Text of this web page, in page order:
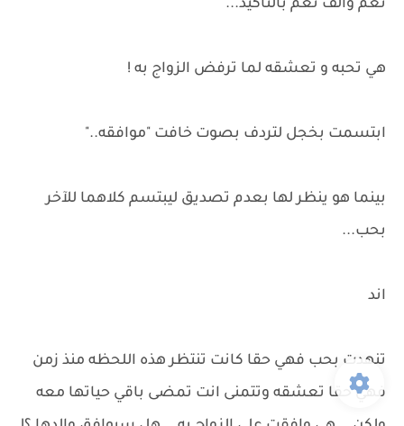
نعم والف نعم بالتأكيد...
هي تحبه و تعشقه لما ترفض الزواج به !
ابتسمت بخجل لتردف بصوت خافت "موافقه.."
بينما هو ينظر لها بعدم تصديق ليبتسم كلاهما للآخر
بحب...
اند
تنهدت بحب فهي حقا كانت تنتظر هذه اللحظه منذ زمن
فهي حقا تعشقه وتتمنى انت تمضى باقي حياتها معه